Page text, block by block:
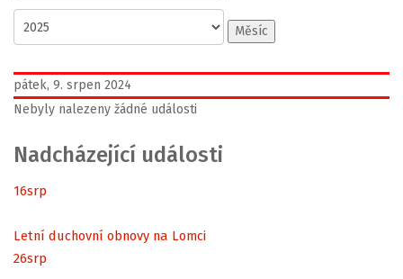
Měsíc
pátek, 9. srpen 2024
Nebyly nalezeny žádné události
Nadcházející události
16srp
Letní duchovní obnovy na Lomci
26srp